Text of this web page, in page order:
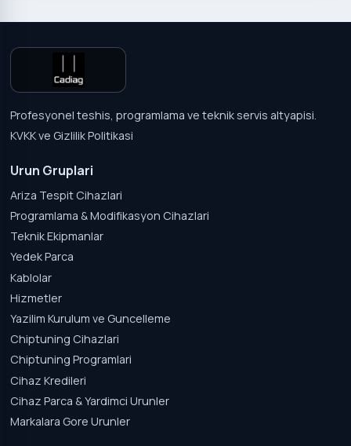
Profesyonel teshis, programlama ve teknik servis altyapisi.
KVKK ve Gizlilik Politikasi
Urun Gruplari
Ariza Tespit Cihazlari
Programlama & Modifikasyon Cihazlari
Teknik Ekipmanlar
Yedek Parca
Kablolar
Hizmetler
Yazilim Kurulum ve Guncelleme
Chiptuning Cihazlari
Chiptuning Programlari
Cihaz Kredileri
Cihaz Parca & Yardimci Urunler
Markalara Gore Urunler